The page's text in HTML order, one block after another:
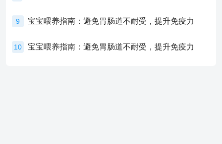
9 宝宝喂养指南：避免胃肠道不耐受，提升免疫力
10 宝宝喂养指南：避免胃肠道不耐受，提升免疫力